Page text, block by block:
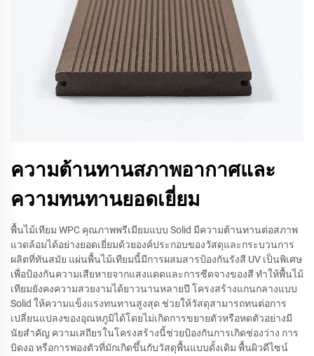
ความต้านทานสภาพอากาศและ
ความทนทานยอดเยี่ยม
พื้นไม้เทียม WPC คุณภาพพรีเมียมแบบ Solid มีความต้านทานต่อสภาพ
แวดล้อมได้อย่างยอดเยี่ยมด้วยองค์ประกอบของวัสดุและกระบวนการ
ผลิตที่ทันสมัย แผ่นพื้นไม้เทียมนี้มีการผสมสารป้องกันรังสี UV เป็นพิเศษ
เพื่อป้องกันความเสียหายจากแสงแดดและการซีดจางของสี ทำให้พื้นไม้
เทียมยังคงความสวยงามได้ยาวนานหลายปี โครงสร้างแกนกลางแบบ
Solid ให้ความแข็งแรงทนทานสูงสุด ช่วยให้วัสดุสามารถทนต่อการ
เปลี่ยนแปลงของอุณหภูมิได้โดยไม่เกิดการขยายตัวหรือหดตัวอย่างมี
นัยสำคัญ ความเสถียรในโครงสร้างนี้ช่วยป้องกันการเกิดช่องว่าง การ
บิดงอ หรือการพองตัวที่มักเกิดขึ้นกับวัสดุพื้นแบบดั้งเดิม พื้นผิวดีไซน์